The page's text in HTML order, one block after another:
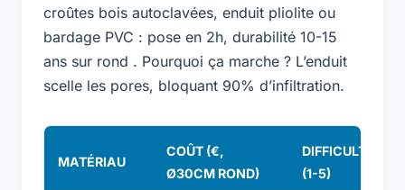
croûtes bois autoclavées, enduit pliolite ou
bardage PVC : pose en 2h, durabilité 10-15
ans sur rond . Pourquoi ça marche ? L’enduit
scelle les pores, bloquant 90% d’infiltration.
MATÉRIAU
COÛT (€,
Ø30CM ROND)
DIFFICULTÉ
(1-5)